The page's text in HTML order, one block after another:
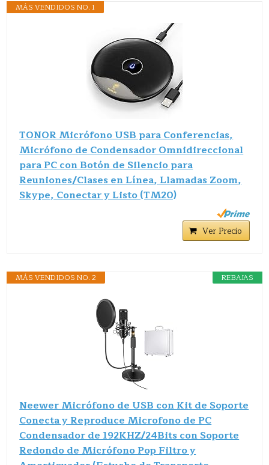
MÁS VENDIDOS NO. 1
TONOR Micrófono USB para Conferencias,
Micrófono de Condensador Omnidireccional
para PC con Botón de Silencio para
Reuniones/Clases en Línea, Llamadas Zoom,
Skype, Conectar y Listo (TM20)
Ver Precio
REBAJAS
MÁS VENDIDOS NO. 2
Neewer Micrófono de USB con Kit de Soporte
Conecta y Reproduce Microfono de PC
Condensador de 192KHZ/24Bits con Soporte
Redondo de Micrófono Pop Filtro y